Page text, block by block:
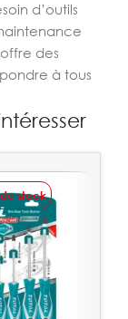
d’outils
des
à tous
de stock